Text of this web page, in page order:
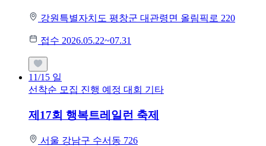
강원특별자치도 평창군 대관령면 올림픽로 220
접수 2026.05.22~07.31
11/15 일
선착순 모집 진행 예정 대회 기타
제17회 행복트레일런 축제
서울 강남구 수서동 726